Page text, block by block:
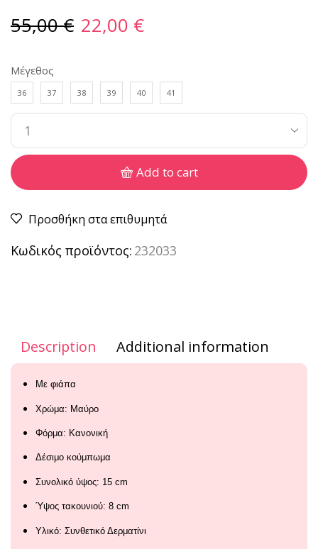
55,00€ 22,00 €
Μέγεθος
36 37 38 39 40 41
Add to cart
Προσθήκη στα επιθυμητά
Κωδικός προϊόντος: 232033
Description Additional information
Με φιάπα
Χρώμα: Μαύρο
Φόρμα: Κανονική
Δέσιμο κούμπωμα
Συνολικό ύψος: 15 cm
Ύψος τακουνιού: 8 cm
Υλικό: Συνθετικό Δερματίνι